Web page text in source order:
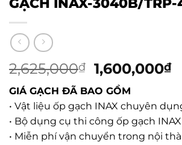
2,625,000₫
Giá
gốc
là:
2,625,000₫.
1,600,000₫
GIÁ GẠCH ĐÃ BAO GỒM
• Vật liệu ốp gạch INAX chuyên
• Bộ dụng cụ thi công ốp gạch INAX
• Miễn phí vận chuyển trong nội